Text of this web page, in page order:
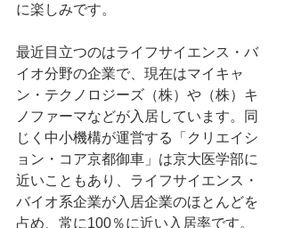
に楽しみです。
最近目立つのはライフサイエンス・バ
イオ分野の企業で、現在はマイキャ
ン・テクノロジーズ（株）や（株）キ
ノファーマなどが入居しています。同
じく中小機構が運営する「クリエイシ
ョン・コア京都御車」は京大医学部に
近いこともあり、ライフサイエンス・
バイオ系企業が入居企業のほとんどを
占め、常に100％に近い入居率です。